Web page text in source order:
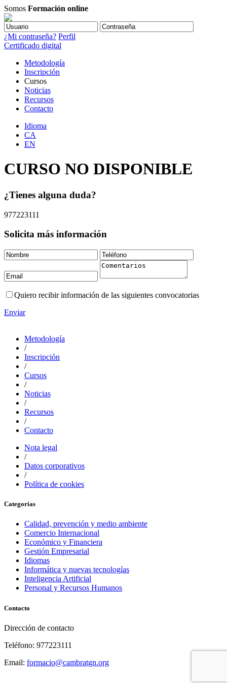
Somos Formación online
¿Mi contraseña? Perfil
Certificado digital
Metodología
Inscripción
Cursos
Noticias
Recursos
Contacto
Idioma
CA
EN
CURSO NO DISPONIBLE
¿Tienes alguna duda?
977223111
Solicita más información
Quiero recibir información de las siguientes convocatorias
Enviar
Metodología
/
Inscripción
/
Cursos
/
Noticias
/
Recursos
/
Contacto
Nota legal
/
Datos corporativos
/
Política de cookies
Categorias
Calidad, prevención y medio ambiente
Comercio Internacional
Económico y Financiera
Gestión Empresarial
Idiomas
Informática y nuevas tecnologías
Inteligencia Artificial
Personal y Recursos Humanos
Contacto
Dirección de contacto
Teléfono: 977223111
Email: formacio@cambratgn.org